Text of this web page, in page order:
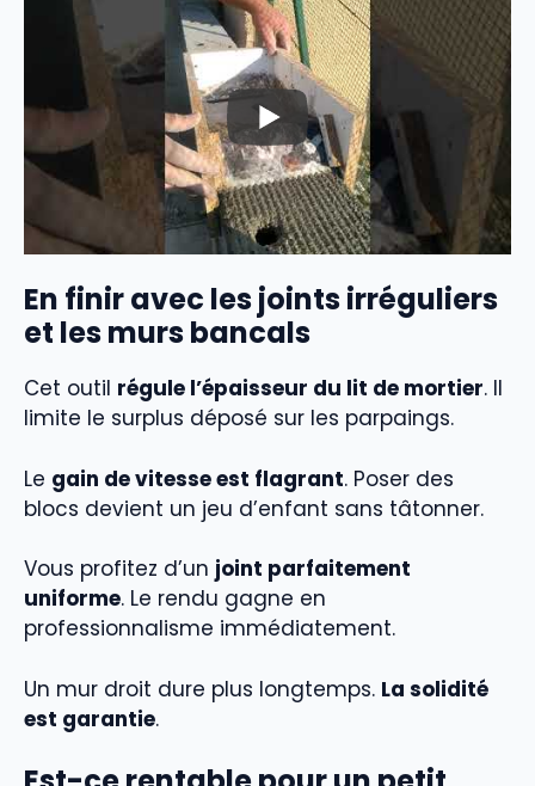
En finir avec les joints irréguliers
et les murs bancals
Cet outil régule l’épaisseur du lit de mortier. Il
limite le surplus déposé sur les parpaings.
Le gain de vitesse est flagrant. Poser des
blocs devient un jeu d’enfant sans tâtonner.
Vous profitez d’un joint parfaitement
uniforme. Le rendu gagne en
professionnalisme immédiatement.
Un mur droit dure plus longtemps. La solidité
est garantie.